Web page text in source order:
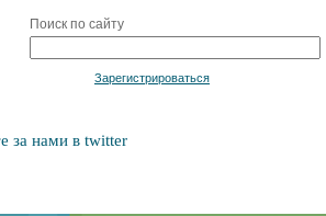
Поиск по сайту
Зарегистрироваться
за нами в twitter